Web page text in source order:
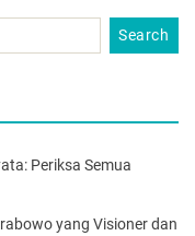
Periksa Semua
yang Visioner dan